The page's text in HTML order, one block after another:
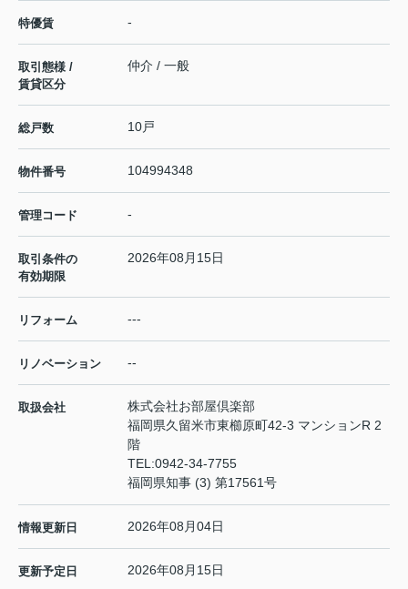
特優賃 -
取引態様 /
賃貸区分
仲介 / 一般
総戸数 10戸
物件番号 104994348
管理コード -
取引条件の
有効期限
2026年08月15日
リフォーム ---
リノベーション --
取扱会社
株式会社お部屋倶楽部
福岡県久留米市東櫛原町42-3 マンションR 2
階
TEL:0942-34-7755
福岡県知事 (3) 第17561号
情報更新日 2026年08月04日
更新予定日 2026年08月15日